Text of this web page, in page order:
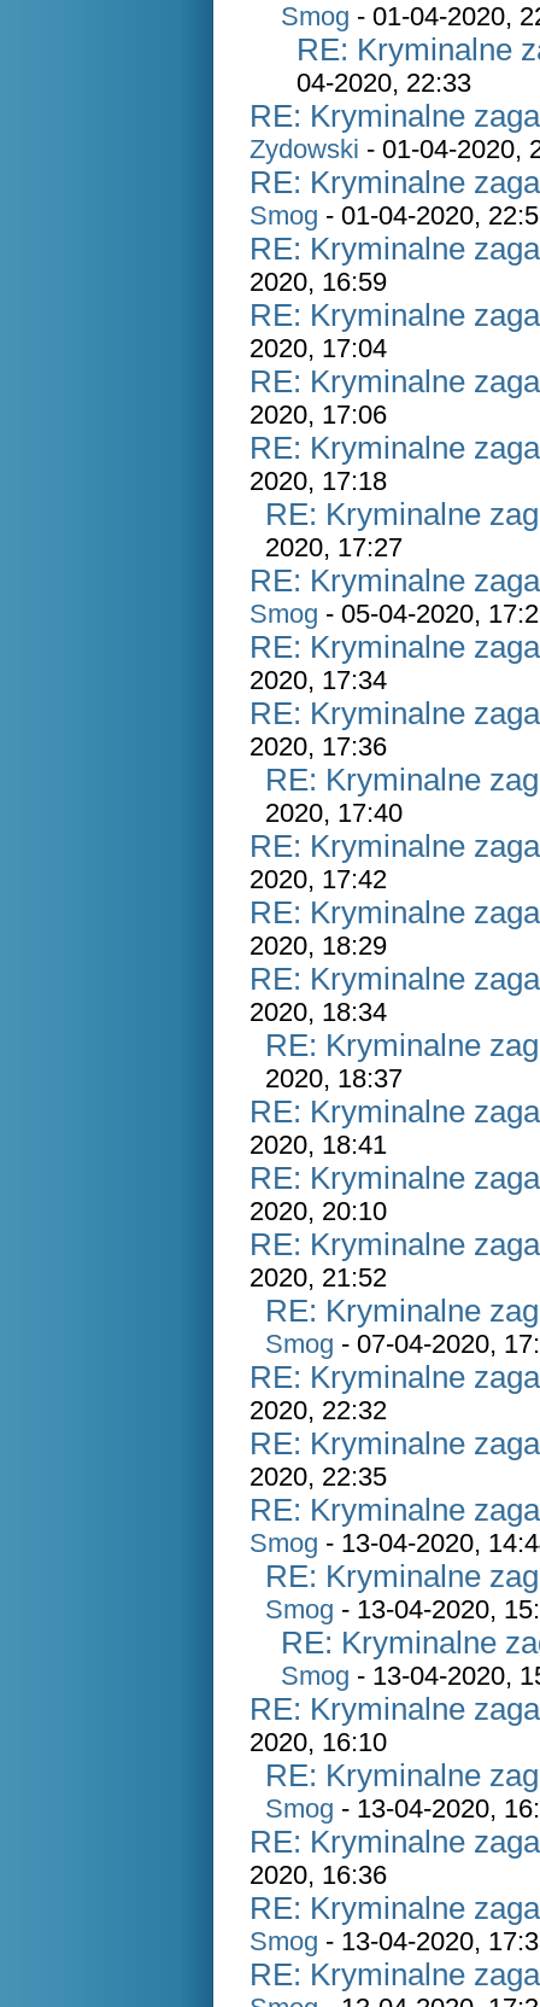
Smog - 01-04-2020,
RE: Kryminalne
04-2020, 22:33
RE: Kryminalne
Zydowski - 01-04-2020,
RE: Kryminalne
Smog - 01-04-2020,
RE: Kryminalne
2020, 16:59
RE: Kryminalne
2020, 17:04
RE: Kryminalne
2020, 17:06
RE: Kryminalne
2020, 17:18
RE: Kryminalne
2020, 17:27
RE: Kryminalne
Smog - 05-04-2020,
RE: Kryminalne
2020, 17:34
RE: Kryminalne
2020, 17:36
RE: Kryminalne
2020, 17:40
RE: Kryminalne
2020, 17:42
RE: Kryminalne
2020, 18:29
RE: Kryminalne
2020, 18:34
RE: Kryminalne
2020, 18:37
RE: Kryminalne
2020, 18:41
RE: Kryminalne
2020, 20:10
RE: Kryminalne
2020, 21:52
RE: Kryminalne
Smog - 07-04-2020,
RE: Kryminalne
2020, 22:32
RE: Kryminalne
2020, 22:35
RE: Kryminalne
Smog - 13-04-2020,
RE: Kryminalne
Smog - 13-04-2020,
RE: Kryminalne
Smog - 13-04-2020,
RE: Kryminalne
2020, 16:10
RE: Kryminalne
Smog - 13-04-2020,
RE: Kryminalne
2020, 16:36
RE: Kryminalne
Smog - 13-04-2020,
RE: Kryminalne